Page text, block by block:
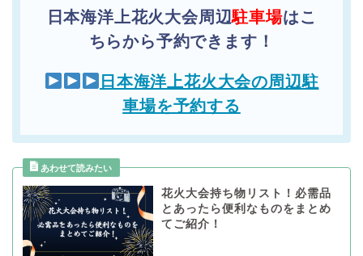
日本海洋上花火大会周辺駐車場はこ
ちらから予約できます！
日本海洋上花火大会の周辺駐
車場を予約する
花火大会持ち物リスト！必需品
とあったら便利なものをまとめ
てご紹介！